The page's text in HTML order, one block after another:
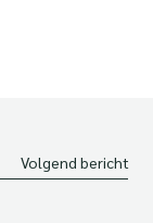
Volgend bericht